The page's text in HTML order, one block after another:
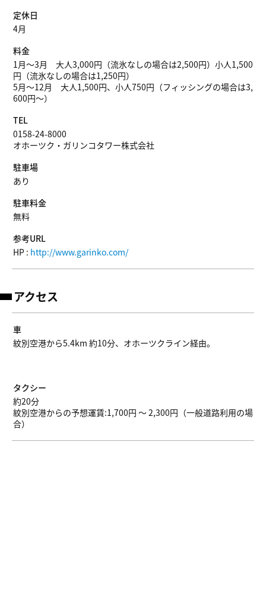
定休日
4月
料金
1月～3月 大人3,000円（流氷なしの場合は2,500円）小人1,500
円（流氷なしの場合は1,250円）
5月～12月 大人1,500円、小人750円（フィッシングの場合は3,
600円～）
TEL
0158-24-8000
オホーツク・ガリンコタワー株式会社
駐車場
あり
駐車料金
無料
参考URL
HP : http://www.garinko.com/
アクセス
車
紋別空港から5.4km 約10分、オホーツクライン経由。
タクシー
約20分
紋別空港からの予想運賃:1,700円 ～ 2,300円（一般道路利用の場
合）